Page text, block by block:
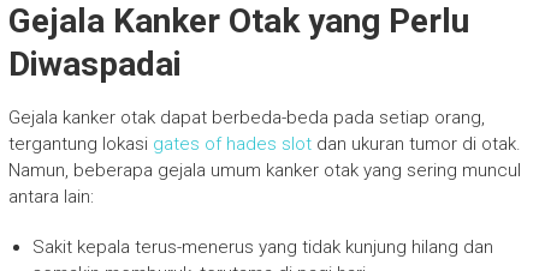
Gejala Kanker Otak yang Perlu
Diwaspadai
Gejala kanker otak dapat berbeda-beda pada setiap orang,
tergantung lokasi gates of hades slotdan ukuran tumor di otak.
Namun, beberapa gejala umum kanker otak yang sering muncul
antara lain:
Sakit kepala terus-menerus yang tidak kunjung hilang dan